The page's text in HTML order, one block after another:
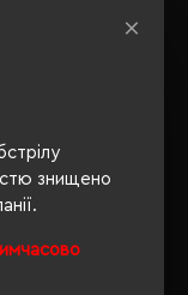
знищено